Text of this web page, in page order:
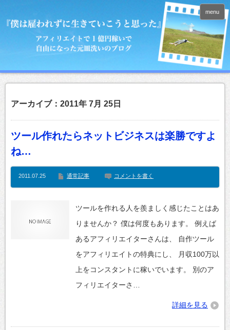
menu
アーカイブ：2011年 7月 25日
ツール作れたらネットビジネスは楽勝ですよ
ね…
2011.07.25 通常記事 コメントを書く
ツールを作れる人を羨ましく感じたことはあ
りませんか？ 僕は何度もあります。 例えば
あるアフィリエイターさんは、 自作ツール
をアフィリエイトの特典にし、 月収100万以
上をコンスタントに稼いでいます。 別のア
フィリエイターさ…
詳細を見る